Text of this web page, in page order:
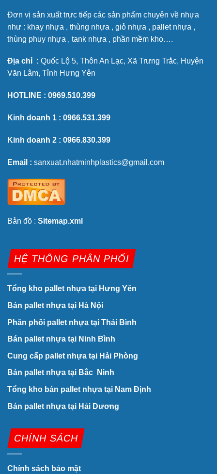
Đơn vị sản xuất trực tiếp các sản phẩm chuyên về nhựa
như : khay nhựa , thùng nhựa , giỏ nhựa , pallet nhựa ,
thùng phuy nhựa , tank nhựa , phần mềm kho….
Địa chỉ : Quốc Lộ 5, Thôn An Lạc, Xã Trưng Trắc, Huyện
Văn Lâm, Tỉnh Hưng Yên
HOTLINE : 0969.510.399
Kinh doanh 1 : 0966.531.399
Kinh doanh 2 : 0966.830.399
Email : sanxuat.nhatminhplastics@gmail.com
Bản đồ : Sitemap.xml
HỆ THÔNG PHÂN PHỐI
Tổng kho pallet nhựa tại Hưng Yên
Bán pallet nhựa tại Hà Nội
Phân phối pallet nhựa tại Thái Bình
Bán pallet nhựa tại Ninh Bình
Cung cấp pallet nhựa tại Hải Phòng
Bán pallet nhựa tại Bắc Ninh
Tổng kho bán pallet nhựa tại Nam Định
Bán pallet nhựa tại Hải Dương
CHÍNH SÁCH
Chính sách bảo mật